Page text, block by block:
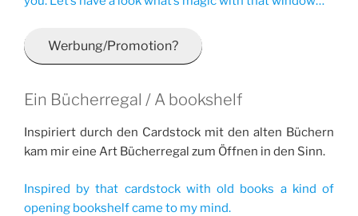
Werbung/Promotion?
Ein Bücherregal / A bookshelf
Inspiriert durch den Cardstock mit den alten Büchern
kam mir eine Art Bücherregal zum Öffnen in den Sinn.
Inspired by that cardstock with old books a kind of
opening bookshelf came to my mind.